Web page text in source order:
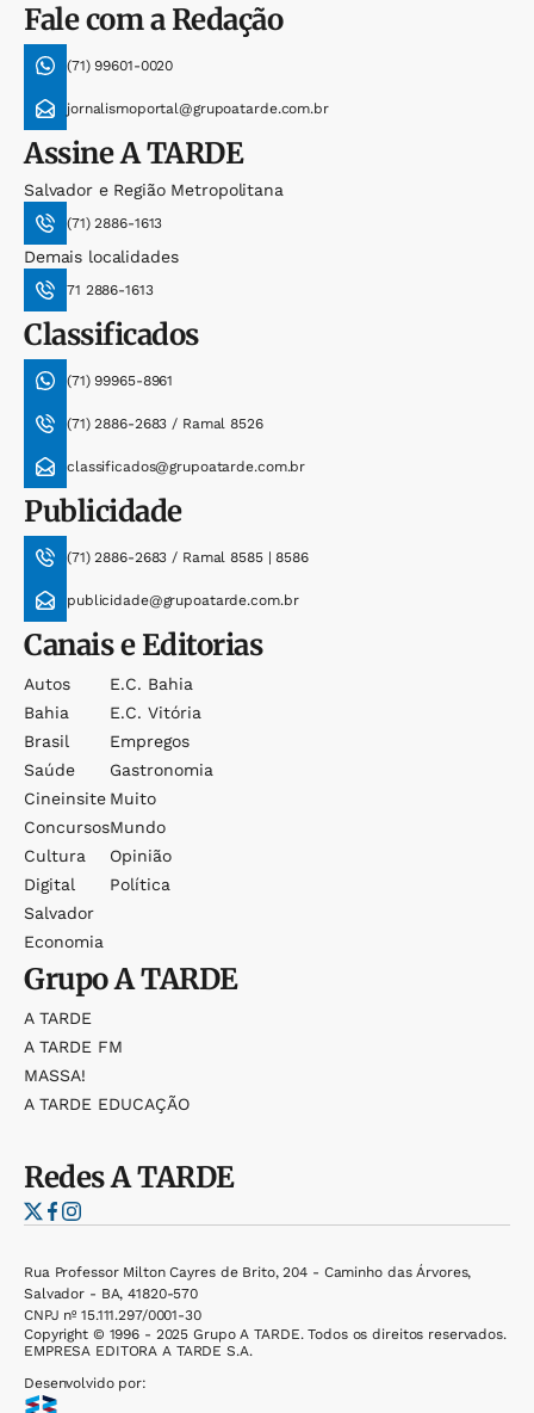
Fale com a Redação
(71) 99601-0020
jornalismoportal@grupoatarde.com.br
AssineA TARDE
Salvador e Região Metropolitana
(71) 2886-1613
Demais localidades
71 2886-1613
Classificados
(71) 99965-8961
(71) 2886-2683 / Ramal 8526
classificados@grupoatarde.com.br
Publicidade
(71) 2886-2683 / Ramal 8585 | 8586
publicidade@grupoatarde.com.br
Canais e Editorias
Autos
Bahia
Brasil
Saúde
Cineinsite
Concursos
Cultura
Digital
Salvador
Economia
E.c. Bahia
E.c. Vitória
Empregos
Gastronomia
Muito
Mundo
Opinião
Política
GrupoA TARDE
A TARDE
A TARDE FM
MASSA!
A TARDE EDUCAÇÃO
RedesA TARDE
Rua Professor Milton Cayres de Brito, 204 - Caminho das Árvores,
Salvador - BA, 41820-570
CNPJ nº 15.111.297/0001-30
Copyright © 1996 - 2025 Grupo A TARDE. Todos os direitos reservados.
EMPRESA EDITORA A TARDE S.A.
Desenvolvido por: